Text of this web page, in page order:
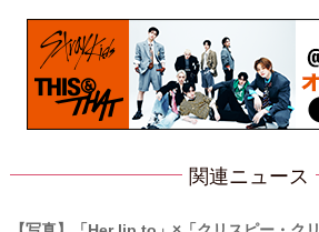
関連ニュース